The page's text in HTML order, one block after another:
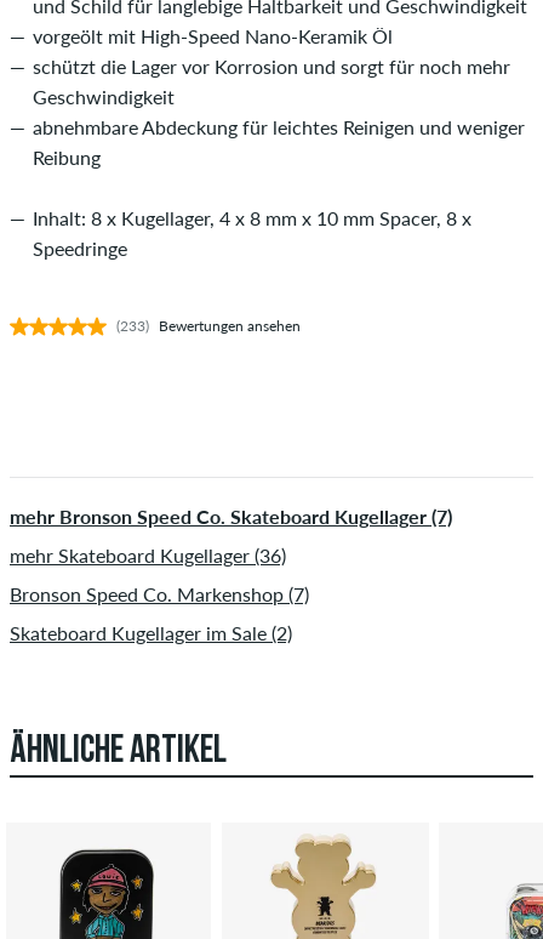
und Schild für langlebige Haltbarkeit und Geschwindigkeit
vorgeölt mit High-Speed Nano-Keramik Öl
schützt die Lager vor Korrosion und sorgt für noch mehr
Geschwindigkeit
abnehmbare Abdeckung für leichtes Reinigen und weniger
Reibung
Inhalt: 8 x Kugellager, 4 x 8 mm x 10 mm Spacer, 8 x
Speedringe
(233) Bewertungen ansehen
mehr Bronson Speed Co. Skateboard Kugellager (7)
mehr Skateboard Kugellager (36)
Bronson Speed Co. Markenshop (7)
Skateboard Kugellager im Sale (2)
ÄHNLICHE ARTIKEL